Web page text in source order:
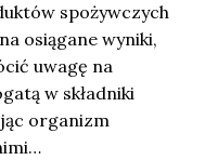
spożywczych
osiągane wyniki,
uwagę na
w składniki
organizm